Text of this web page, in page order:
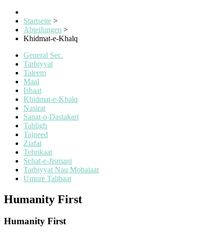
Startseite >
Abteilungen >
Khidmat-e-Khalq
General Sec.
Tarbiyyat
Taleem
Maal
Ishaat
Khidmat-e-Khalq
Nasirat
Sanat-o-Dastakari
Tabligh
Tajneed
Ziafat
Tehrikaat
Sehat-e-Jismani
Tarbiyyat Nau Mobaiaat
Umure Talibaat
Humanity First
Humanity First